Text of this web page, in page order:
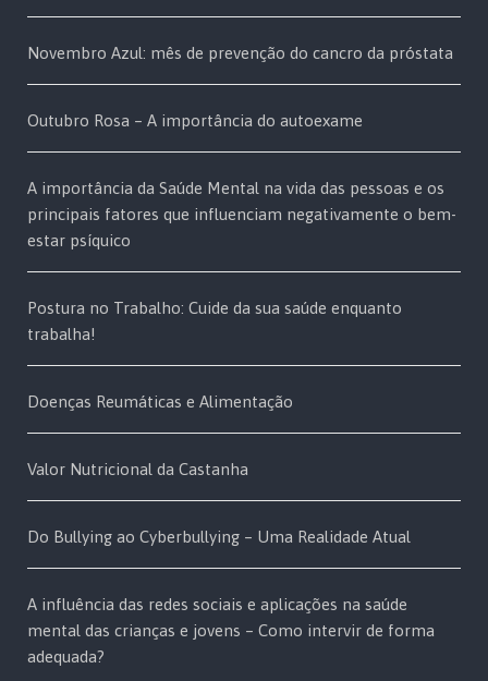
Novembro Azul: mês de prevenção do cancro da próstata
Outubro Rosa – A importância do autoexame
A importância da Saúde Mental na vida das pessoas e os
principais fatores que influenciam negativamente o bem-
estar psíquico
Postura no Trabalho: Cuide da sua saúde enquanto
trabalha!
Doenças Reumáticas e Alimentação
Valor Nutricional da Castanha
Do Bullying ao Cyberbullying – Uma Realidade Atual
A influência das redes sociais e aplicações na saúde
mental das crianças e jovens – Como intervir de forma
adequada?